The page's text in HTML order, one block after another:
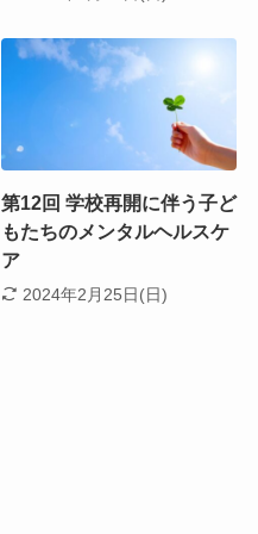
第12回 学校再開に伴う子ど
もたちのメンタルヘルスケ
ア
2024年2月25日(日)